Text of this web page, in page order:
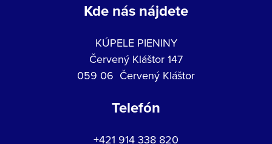
Kde nás nájdete
KÚPELE PIENINY
Červený Kláštor 147
059 06 Červený Kláštor
Telefón
+421 914 338 820